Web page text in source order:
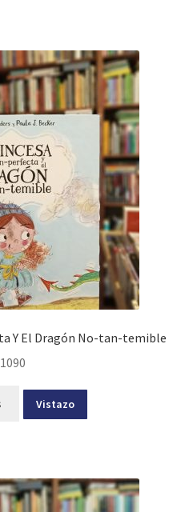
Y El Dragón No-tan-temible
1090
Vistazo